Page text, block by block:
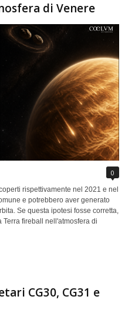
di Venere
0
rispettivamente nel 2021 e nel
e potrebbero aver generato
Se questa ipotesi fosse corretta,
fireball nell'atmosfera di
CG30, CG31 e